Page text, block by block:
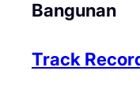
Bangunan
Track